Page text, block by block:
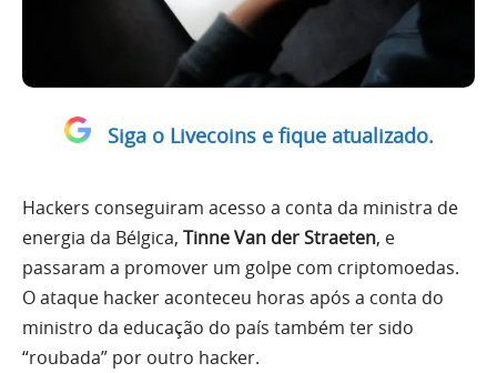
Siga o Livecoins e fique atualizado.
Hackers conseguiram acesso a conta da ministra de
energia da Bélgica, Tinne Van der Straeten, e
passaram a promover um golpe com criptomoedas.
O ataque hacker aconteceu horas após a conta do
ministro da educação do país também ter sido
“roubada” por outro hacker.